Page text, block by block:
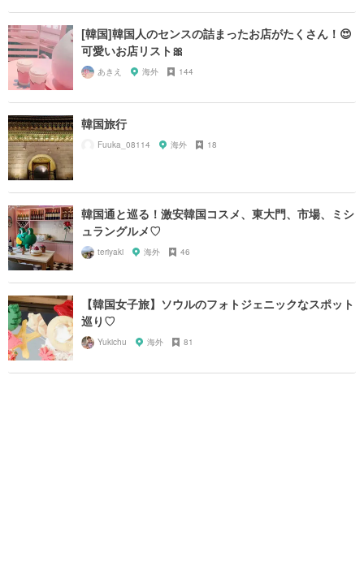
[韓国]韓国人のセンスの詰まったお店がたくさん！😍
可愛いお店リスト🎀
あきえ 海外 144
韓国旅行
Fuuka_08114 海外 18
韓国通と巡る！激安韓国コスメ、東大門、市場、ミシ
ュラングルメ♡
teriyaki 海外 46
【韓国女子旅】ソウルのフォトジェニックなスポット
巡り♡
Yukichu 海外 81